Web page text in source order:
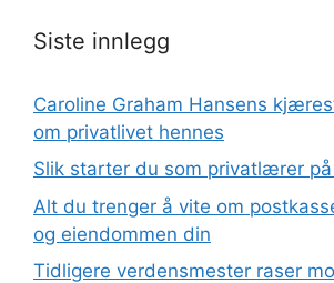
Siste innlegg
Caroline Graham Hansens
om privatlivet hennes
Slik starter du som privatlærer
Alt du trenger å vite om
og eiendommen din
Tidligere verdensmester raser